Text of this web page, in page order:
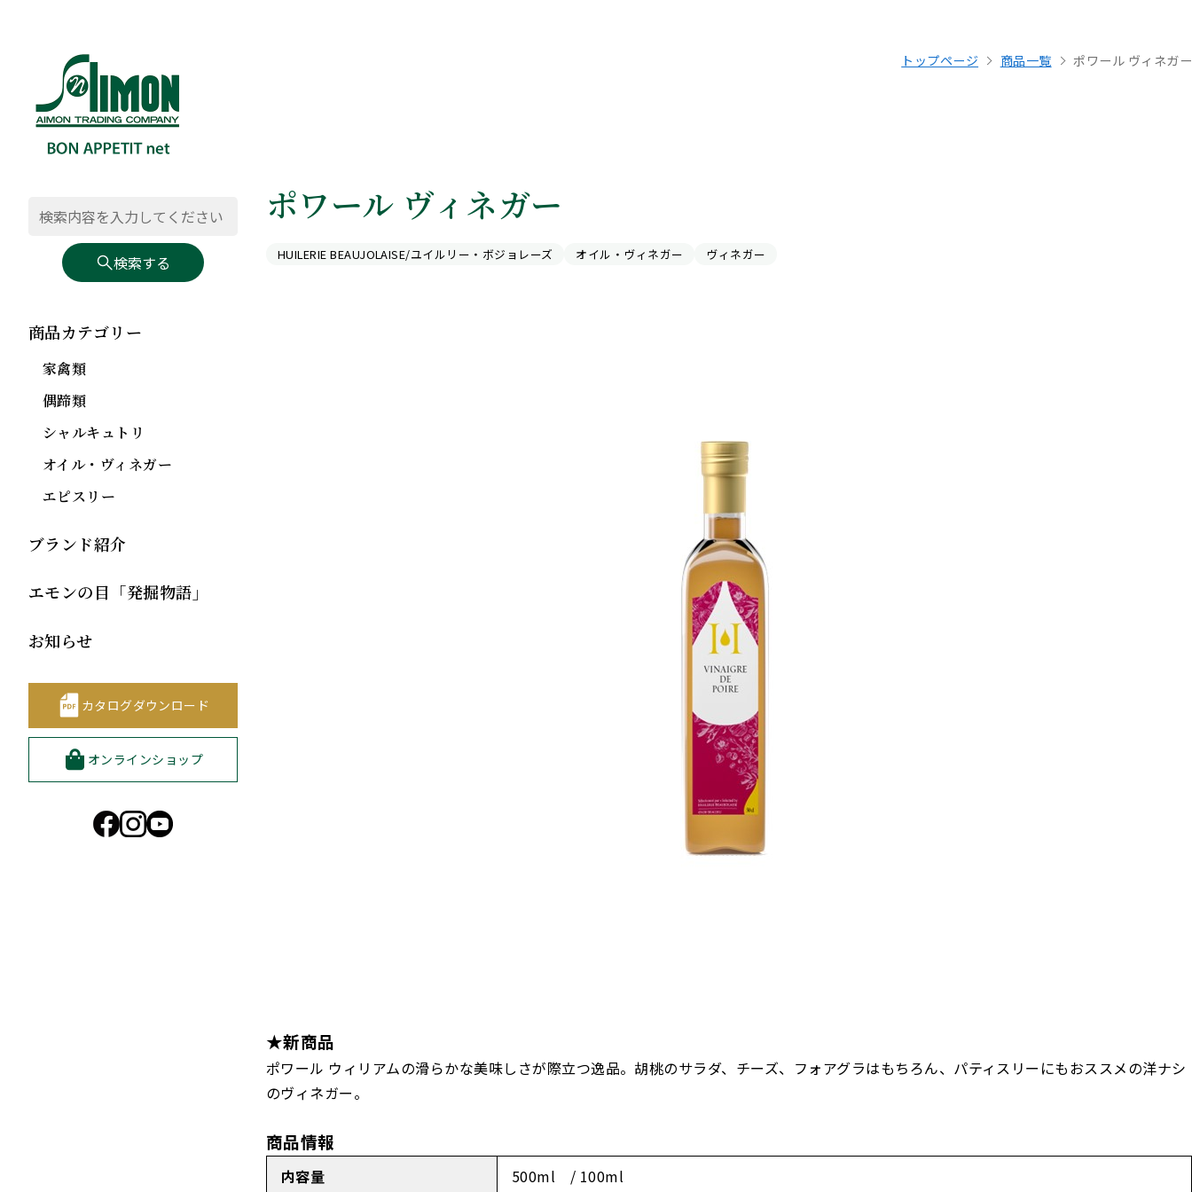
検索する
商品カテゴリー
家禽類
偶蹄類
シャルキュトリ
オイル・ヴィネガー
エピスリー
ブランド紹介
エモンの目「発掘物語」
お知らせ
カタログダウンロード
オンラインショップ
トップページ 商品一覧 ポワール ヴィネガー
ポワール ヴィネガー
HUILERIE BEAUJOLAISE/ユイルリー・ボジョレーズ オイル・ヴィネガー ヴィネガー
★新商品
ポワール ウィリアムの滑らかな美味しさが際立つ逸品。胡桃のサラダ、チーズ、フォアグラはもちろん、パティスリーにもおススメの洋ナシ
のヴィネガー。
商品情報
内容量
500ml / 100ml